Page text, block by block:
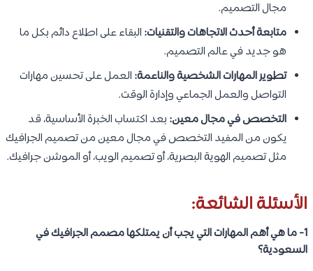
مجال التصميم.
متابعة أحدث الاتجاهات والتقنيات: البقاء على اطلاع دائم بكل ما
هو جديد في عالم التصميم.
تطوير المهارات الشخصية والناعمة: العمل على تحسين مهارات
التواصل والعمل الجماعي وإدارة الوقت.
التخصص في مجال معين: بعد اكتساب الخبرة الأساسية، قد
يكون من المفيد التخصص في مجال معين من تصميم الجرافيك
مثل تصميم الهوية البصرية، أو تصميم الويب، أو الموشن جرافيك.
الأسئلة الشائعة:
1- ما هي أهم المهارات التي يجب أن يمتلكها مصمم الجرافيك في
السعودية؟